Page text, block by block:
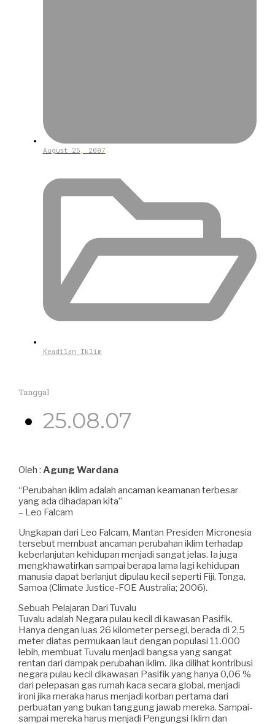
August 25, 2007
Keadilan Iklim
Tanggal
25.08.07
Oleh : Agung Wardana
“Perubahan iklim adalah ancaman keamanan terbesar
yang ada dihadapan kita”
– Leo Falcam
Ungkapan dari Leo Falcam, Mantan Presiden Micronesia
tersebut membuat ancaman perubahan iklim terhadap
keberlanjutan kehidupan menjadi sangat jelas. Ia juga
mengkhawatirkan sampai berapa lama lagi kehidupan
manusia dapat berlanjut dipulau kecil seperti Fiji, Tonga,
Samoa (Climate Justice-FOE Australia; 2006).
Sebuah Pelajaran Dari Tuvalu
Tuvalu adalah Negara pulau kecil di kawasan Pasifik.
Hanya dengan luas 26 kilometer persegi, berada di 2,5
meter diatas permukaan laut dengan populasi 11.000
lebih, membuat Tuvalu menjadi bangsa yang sangat
rentan dari dampak perubahan iklim. Jika dilihat kontribusi
negara pulau kecil dikawasan Pasifik yang hanya 0,06 %
dari pelepasan gas rumah kaca secara global, menjadi
ironi jika meraka harus menjadi korban pertama dari
perbuatan yang bukan tanggung jawab mereka. Sampai-
sampai mereka harus menjadi Pengungsi Iklim dan